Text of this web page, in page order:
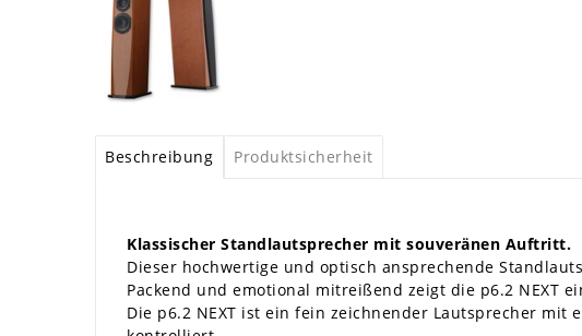
Beschreibung Produktsicherheit
Klassischer Standlautsprecher mit souveränen Auftritt.
Dieser hochwertige und optisch ansprechende
Packend und emotional mitreißend zeigt die p6.2 NEXT
Die p6.2 NEXT ist ein fein zeichnender Lautsprecher